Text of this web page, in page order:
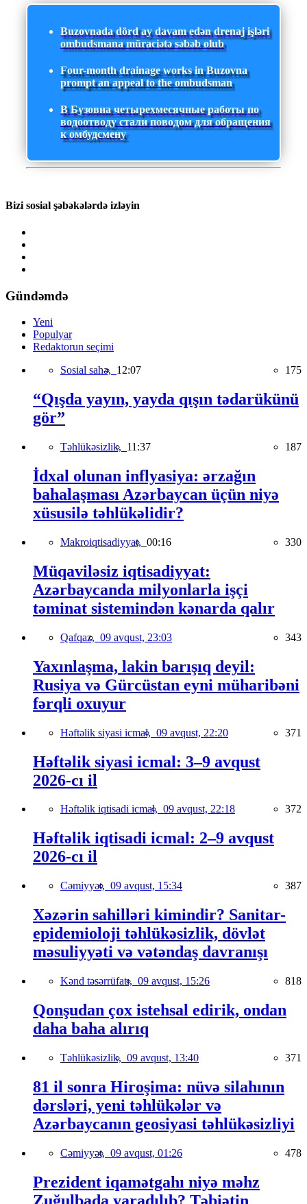
Buzovnada dörd ay davam edən drenaj işləri
ombudsmana müraciətə səbəb olub
Four-month drainage works in Buzovna
prompt an appeal to the ombudsman
В Бузовна четырехмесячные работы по
водоотводу стали поводом для обращения
к омбудсмену
Bizi sosial şəbəkələrdə izləyin
Gündəmdə
Yeni
Populyar
Redaktorun seçimi
Sosial sahə, 12:07 175
“Qışda yayın, yayda qışın tədarükünü
gör”
Təhlükəsizlik, 11:37 187
İdxal olunan inflyasiya: ərzağın
bahalaşması Azərbaycan üçün niyə
xüsusilə təhlükəlidir?
Makroiqtisadiyyat, 00:16 330
Müqaviləsiz iqtisadiyyat:
Azərbaycanda milyonlarla işçi
təminat sistemindən kənarda qalır
Qafqaz, 09 avqust, 23:03 343
Yaxınlaşma, lakin barışıq deyil:
Rusiya və Gürcüstan eyni müharibəni
fərqli oxuyur
Həftəlik siyasi icmal, 09 avqust, 22:20 371
Həftəlik siyasi icmal: 3–9 avqust
2026-cı il
Həftəlik iqtisadi icmal, 09 avqust, 22:18 372
Həftəlik iqtisadi icmal: 2–9 avqust
2026-cı il
Cəmiyyət, 09 avqust, 15:34 387
Xəzərin sahilləri kimindir? Sanitar-
epidemioloji təhlükəsizlik, dövlət
məsuliyyəti və vətəndaş davranışı
Kənd təsərrüfatı, 09 avqust, 15:26 818
Qonşudan çox istehsal edirik, ondan
daha baha alırıq
Təhlükəsizlik, 09 avqust, 13:40 371
81 il sonra Hiroşima: nüvə silahının
dərsləri, yeni təhlükələr və
Azərbaycanın geosiyasi təhlükəsizliyi
Cəmiyyət, 09 avqust, 01:26 478
Prezident iqamətgahı niyə məhz
Zuğulbada yaradılıb? Təbiətin